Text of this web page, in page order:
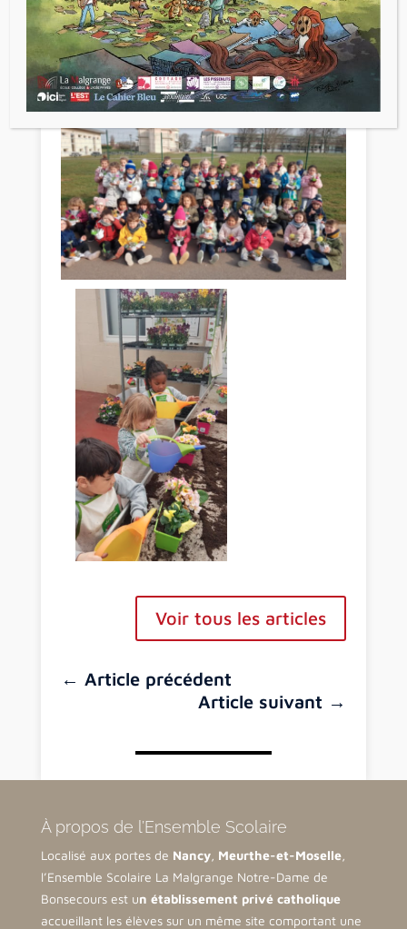
Voir tous les articles
←Article précédent
Article suivant →
À propos de l’Ensemble Scolaire
Localisé aux portes de Nancy, Meurthe-et-Moselle,
l’Ensemble Scolaire La Malgrange Notre-Dame de
Bonsecours est un établissement privé catholique
accueillant les élèves sur un même site comportant une